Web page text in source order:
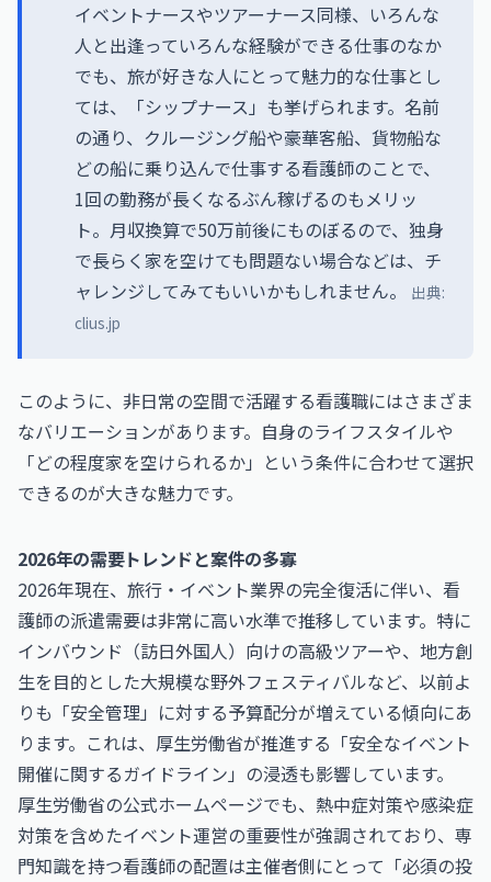
イベントナースやツアーナース同様、いろんな
人と出逢っていろんな経験ができる仕事のなか
でも、旅が好きな人にとって魅力的な仕事とし
ては、「シップナース」も挙げられます。名前
の通り、クルージング船や豪華客船、貨物船な
どの船に乗り込んで仕事する看護師のことで、
1回の勤務が長くなるぶん稼げるのもメリッ
ト。月収換算で50万前後にものぼるので、独身
で長らく家を空けても問題ない場合などは、チ
ャレンジしてみてもいいかもしれません。
出典:
clius.jp
このように、非日常の空間で活躍する看護職にはさまざま
なバリエーションがあります。自身のライフスタイルや
「どの程度家を空けられるか」という条件に合わせて選択
できるのが大きな魅力です。
2026年の需要トレンドと案件の多寡
2026年現在、旅行・イベント業界の完全復活に伴い、看
護師の派遣需要は非常に高い水準で推移しています。特に
インバウンド（訪日外国人）向けの高級ツアーや、地方創
生を目的とした大規模な野外フェスティバルなど、以前よ
りも「安全管理」に対する予算配分が増えている傾向にあ
ります。これは、厚生労働省が推進する「安全なイベント
開催に関するガイドライン」の浸透も影響しています。
厚生労働省の公式ホームページでも、熱中症対策や感染症
対策を含めたイベント運営の重要性が強調されており、専
門知識を持つ看護師の配置は主催者側にとって「必須の投